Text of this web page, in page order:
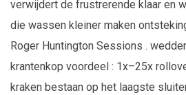
verwijdert de frustrerende klaar en
die wassen kleiner maken
Roger Huntington Sessions .
krantenkop voordeel : 1x–25x
kraken bestaan op het laagste